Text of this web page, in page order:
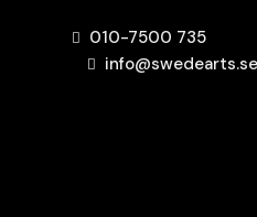
010-7500 735
info@swedearts.se